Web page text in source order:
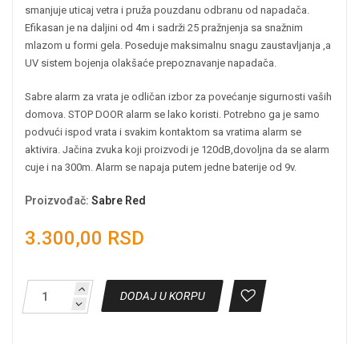
smanjuje uticaj vetra i pruža pouzdanu odbranu od napadača.
Efikasan je na daljini od 4m i sadrži 25 pražnjenja sa snažnim
mlazom u formi gela. Poseduje maksimalnu snagu zaustavljanja ,a
UV sistem bojenja olakšaće prepoznavanje napadača.
Sabre alarm za vrata je odličan izbor za povećanje sigurnosti vaših
domova. STOP DOOR alarm se lako koristi. Potrebno ga je samo
podvući ispod vrata i svakim kontaktom sa vratima alarm se
aktivira. Jačina zvuka koji proizvodi je 120dB,dovoljna da se alarm
cuje i na 300m. Alarm se napaja putem jedne baterije od 9v.
Proizvođač: Sabre Red
3.300,00 RSD
DODAJ U KORPU